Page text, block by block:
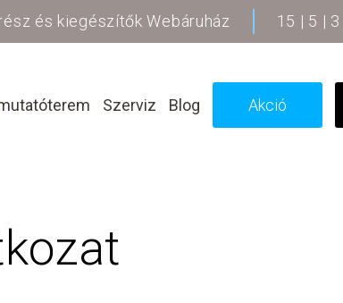
15 | 5 |
és kiegészítők Webáruház
Szerviz Blog Akció